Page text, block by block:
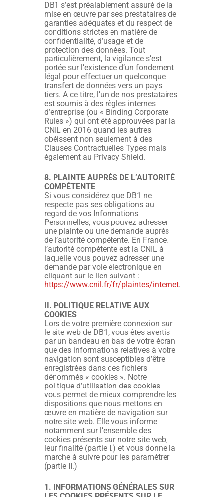
DB1 s’est préalablement assuré de la
mise en œuvre par ses prestataires de
garanties adéquates et du respect de
conditions strictes en matière de
confidentialité, d’usage et de
protection des données. Tout
particulièrement, la vigilance s’est
portée sur l’existence d’un fondement
légal pour effectuer un quelconque
transfert de données vers un pays
tiers. A ce titre, l’un de nos prestataires
est soumis à des règles internes
d’entreprise (ou « Binding Corporate
Rules ») qui ont été approuvées par la
CNIL en 2016 quand les autres
obéissent non seulement à des
Clauses Contractuelles Types mais
également au Privacy Shield.
8. PLAINTE AUPRÈS DE L’AUTORITÉ
COMPÉTENTE
Si vous considérez que DB1 ne
respecte pas ses obligations au
regard de vos Informations
Personnelles, vous pouvez adresser
une plainte ou une demande auprès
de l’autorité compétente. En France,
l’autorité compétente est la CNIL à
laquelle vous pouvez adresser une
demande par voie électronique en
cliquant sur le lien suivant :
https://www.cnil.fr/fr/plaintes/internet.
II. POLITIQUE RELATIVE AUX
COOKIES
Lors de votre première connexion sur
le site web de DB1, vous êtes avertis
par un bandeau en bas de votre écran
que des informations relatives à votre
navigation sont susceptibles d’être
enregistrées dans des fichiers
dénommés « cookies ». Notre
politique d’utilisation des cookies
vous permet de mieux comprendre les
dispositions que nous mettons en
œuvre en matière de navigation sur
notre site web. Elle vous informe
notamment sur l’ensemble des
cookies présents sur notre site web,
leur finalité (partie I.) et vous donne la
marche à suivre pour les paramétrer
(partie II.)
1. INFORMATIONS GÉNÉRALES SUR